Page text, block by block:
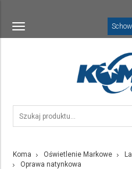
Toggle
navigation
Koma Oświetlenie Markowe
Oprawa natynkowa